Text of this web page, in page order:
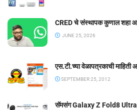
CRED चे संस्थापक कुणाल शहा
JUNE 25, 2026
एस.टी.च्या वेळापत्रकाची माहिती
SEPTEMBER 25, 2012
सॅमसंग Galaxy Z Fold8